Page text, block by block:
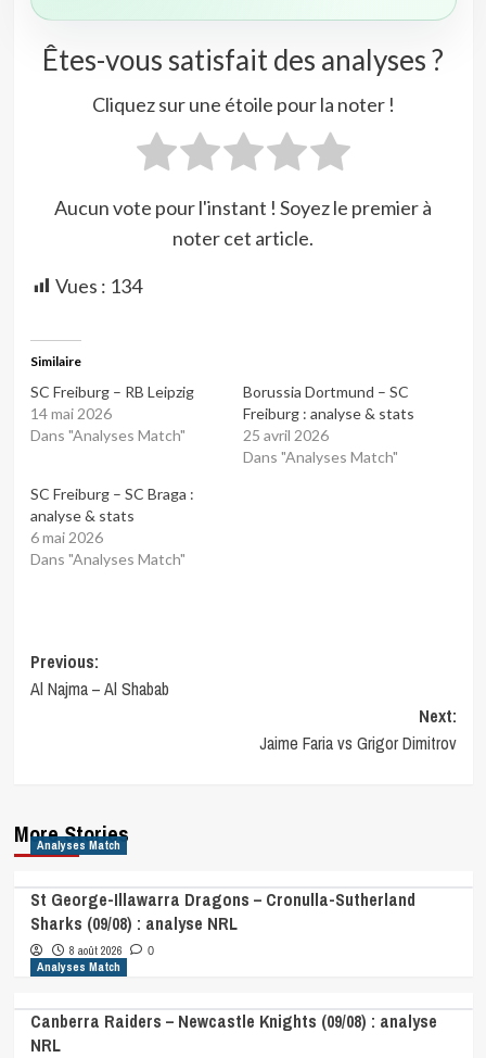
Êtes-vous satisfait des analyses ?
Cliquez sur une étoile pour la noter !
Aucun vote pour l'instant ! Soyez le premier à
noter cet article.
Vues : 134
Similaire
SC Freiburg – RB Leipzig
14 mai 2026
Dans "Analyses Match"
Borussia Dortmund – SC
Freiburg : analyse & stats
25 avril 2026
Dans "Analyses Match"
SC Freiburg – SC Braga :
analyse & stats
6 mai 2026
Dans "Analyses Match"
Post
navigation
Previous:
Al Najma – Al Shabab
Next:
Jaime Faria vs Grigor Dimitrov
More Stories
Analyses Match
St George-Illawarra Dragons – Cronulla-Sutherland
Sharks (09/08) : analyse NRL
8 août 2026 0
Analyses Match
Canberra Raiders – Newcastle Knights (09/08) : analyse
NRL